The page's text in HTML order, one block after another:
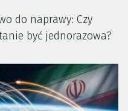
do naprawy: Czy
być jednorazowa?